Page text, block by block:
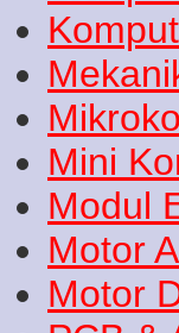
Mini
Modul
Motor
Motor